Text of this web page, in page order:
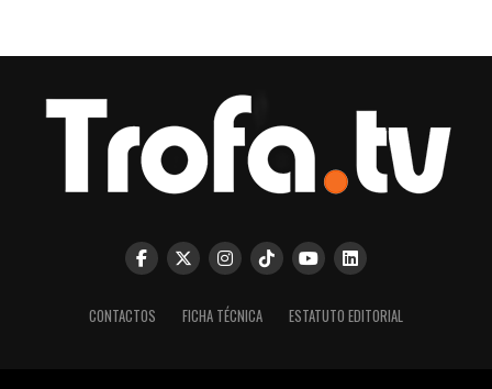
CONTACTOS FICHA TÉCNICA ESTATUTO EDITORIAL